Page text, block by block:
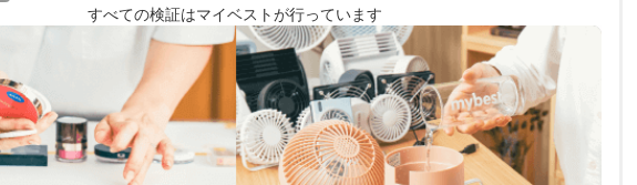
すべての検証はマイベストが行っています